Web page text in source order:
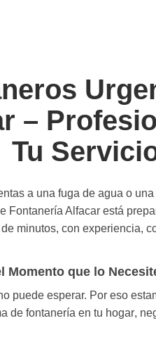
–
Tu
a una fuga de agua o
Fontanería Alfacarestá
minutos, con experiencia,
Momento que lo
puede esperar. Por eso
de fontanería en tu hogar,